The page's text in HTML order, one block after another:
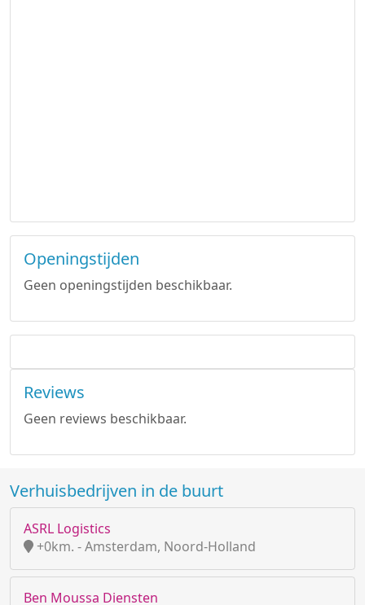
Openingstijden
Geen openingstijden beschikbaar.
Reviews
Geen reviews beschikbaar.
Verhuisbedrijven in de buurt
ASRL Logistics
+0km. - Amsterdam, Noord-Holland
Ben Moussa Diensten